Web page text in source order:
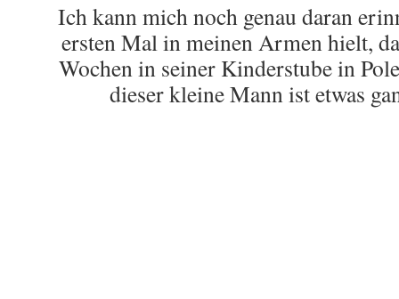
Ich kann mich noch genau daran
ersten Mal in meinen Armen hielt,
Wochen in seiner Kinderstube in
dieser kleine Mann ist etwas